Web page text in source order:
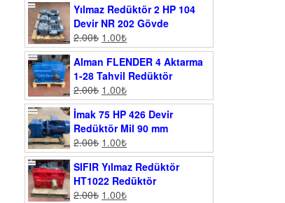
Yılmaz Redüktör 2 HP 104
Devir NR 202 Gövde
2.00₺ 1.00₺
Alman FLENDER 4 Aktarma
1-28 Tahvil Redüktör
2.00₺ 1.00₺
İmak 75 HP 426 Devir
Redüktör Mil 90 mm
2.00₺ 1.00₺
SIFIR Yılmaz Redüktör
HT1022 Redüktör
2.00₺ 1.00₺